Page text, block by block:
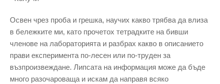
Освен чрез проба и грешка, научих какво трябва да влиза
в бележките ми, като прочетох тетрадките на бивши
членове на лабораторията и разбрах какво в описанието
прави експеримента по-лесен или по-труден за
възпроизвеждане. Липсата на информация може да бъде
много разочароваща и искам да направя всяко